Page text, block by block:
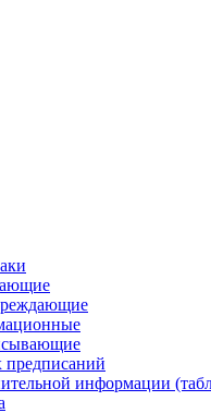
информации